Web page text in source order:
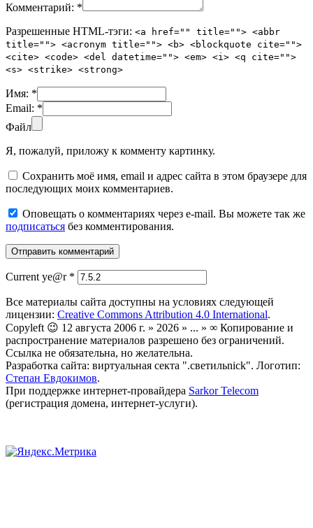
Комментарий: *
Разрешенные HTML-тэги: <a href="" title=""> <abbr
title=""> <acronym title=""> <b> <blockquote cite="">
<cite> <code> <del datetime=""> <em> <i> <q cite="">
<s> <strike> <strong>
Имя: *
Email: *
Файл
Я, пожалуй, приложу к комменту картинку.
Сохранить моё имя, email и адрес сайта в этом браузере для
последующих моих комментариев.
Оповещать о комментариях через e-mail. Вы можете так же
подписаться без комментирования.
Current ye@r *
Все материалы сайта доступны на условиях следующей
лицензии: Creative Commons Attribution 4.0 International.
Copyleft 😉 12 августа 2006 г. » 2026 » ... » ∞ Копирование и
распространение материалов разрешено без ограничений.
Ссылка не обязательна, но желательна.
Разработка сайта: виртуальная секта ".светильnick". Логотип:
Степан Евдокимов.
При поддержке интернет-провайдера Sarkor Telecom
(регистрация домена, интернет-услуги).